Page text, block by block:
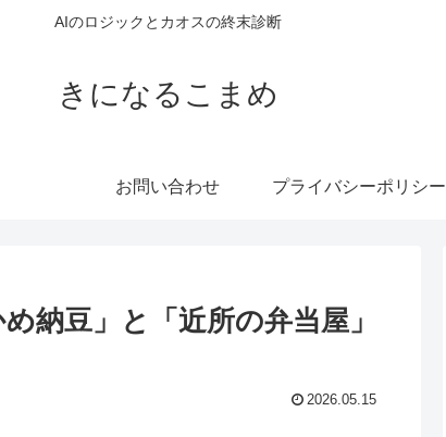
AIのロジックとカオスの終末診断
きになるこまめ
お問い合わせ プライバシーポリシー
納豆」と「近所の弁当屋」
2026.05.15